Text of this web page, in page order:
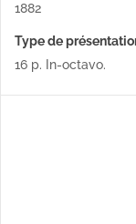
1882
Type de
16 p. In-octavo.